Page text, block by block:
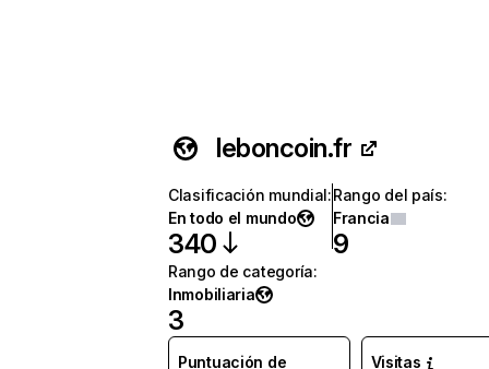
leboncoin.fr
Clasificación mundial:
En todo el mundo
340
Rango del país:
Francia
9
Rango de categoría:
Inmobiliaria
3
Puntuación de
Visitas